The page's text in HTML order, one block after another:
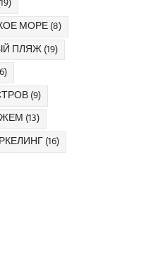
МОРЕ(8)
ПЛЯЖ(19)
(9)
(13)
(16)